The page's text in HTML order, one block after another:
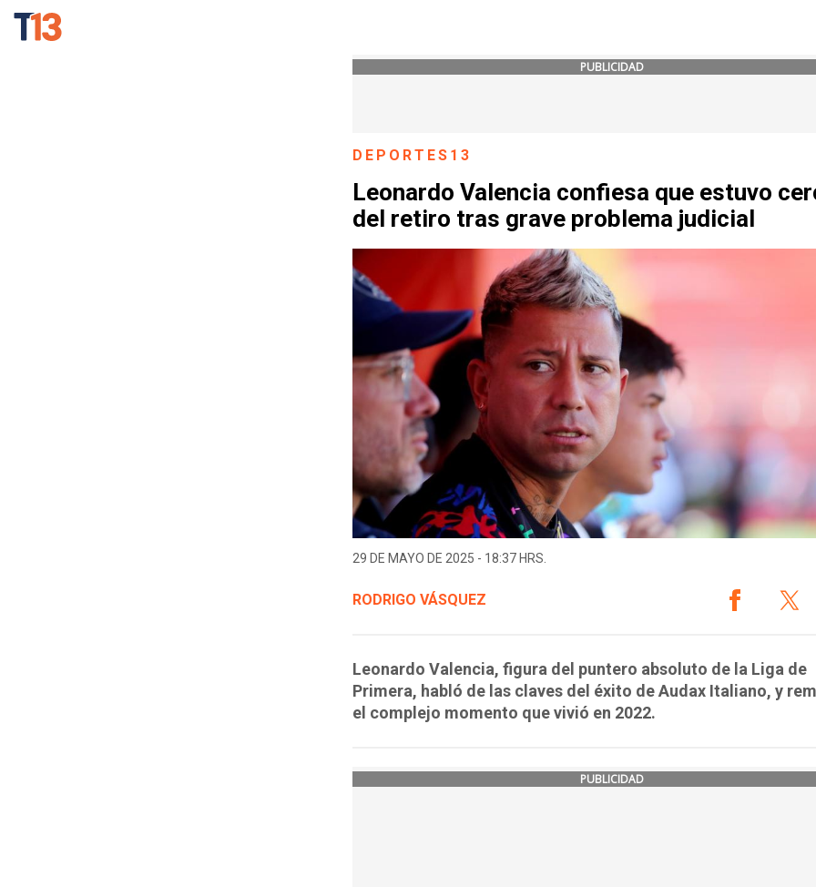
PUBLICIDAD
DEPORTES13
Leonardo Valencia confiesa que estuvo
del retiro tras grave problema judicial
29 DE MAYO DE 2025 - 18:37 HRS.
RODRIGO VÁSQUEZ
Leonardo Valencia, figura del puntero absoluto de la Liga de
Primera, habló de las claves del éxito de Audax Italiano, y
el complejo momento que vivió en 2022.
PUBLICIDAD